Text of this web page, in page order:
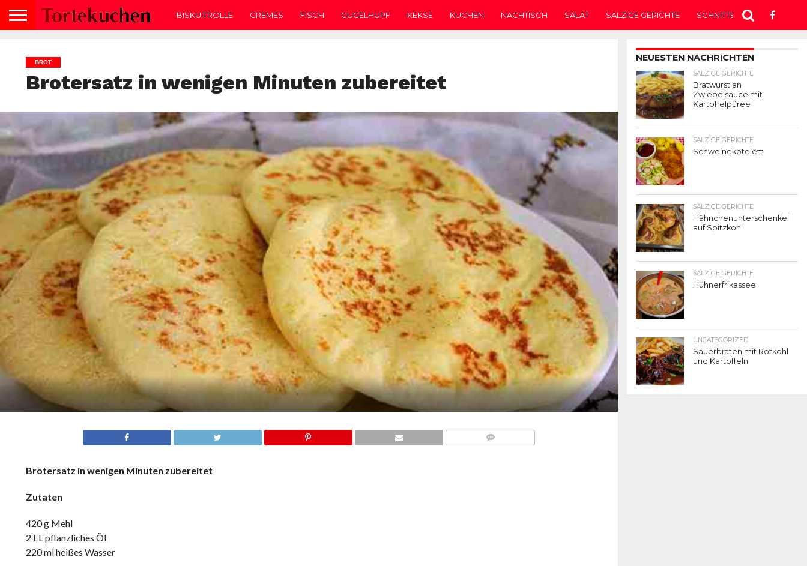
BISKUITROLLE CREMES FISCH GUGELHUPF KEKSE KUCHEN NACHTISCH SALAT SALZIGE GERICHTE SCHNITTEN SUPPE
BROT
Brotersatz in wenigen Minuten zubereitet
Brotersatz in wenigen Minuten zubereitet
Zutaten
420 g Mehl
2 EL pflanzliches Öl
220 ml heißes Wasser
NEUESTEN NACHRICHTEN
SALZIGE GERICHTE
Bratwurst an
Zwiebelsauce mit
Kartoffelpüree
SALZIGE GERICHTE
Schweinekotelett
SALZIGE GERICHTE
Hähnchenunterschenkel
auf Spitzkohl
SALZIGE GERICHTE
Hühnerfrikassee
UNCATEGORIZED
Sauerbraten mit Rotkohl
und Kartoffeln